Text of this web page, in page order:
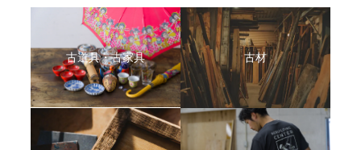
古道具・古家具 古材